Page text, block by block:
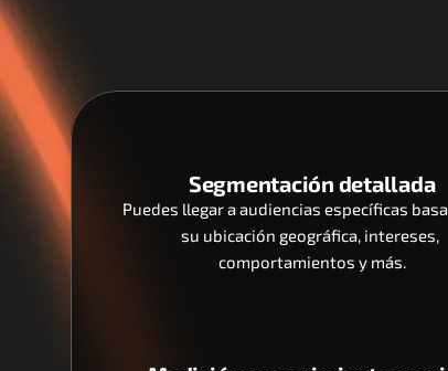
Segmentación detallada
Puedes llegar a audiencias específicas
su ubicación geográfica, intereses,
comportamientos y más.